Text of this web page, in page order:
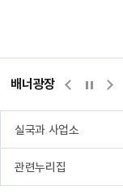
배너광장
량바로처리센터 위
실국과 사업소
관련누리집